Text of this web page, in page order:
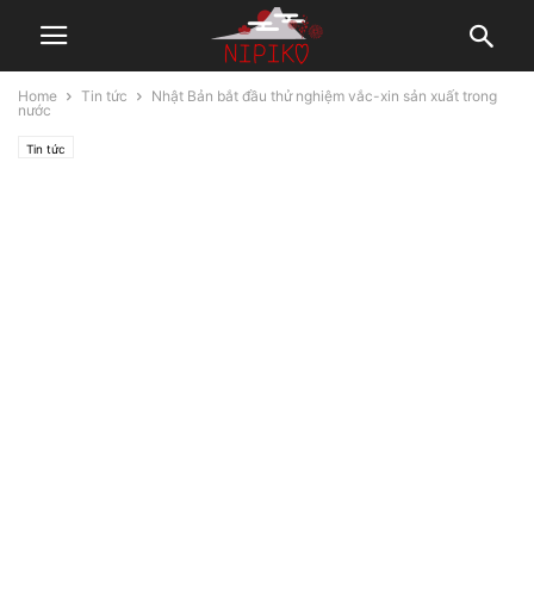
Home Tin tức
Nhật Bản bắt đầu thử nghiệm vắc-xin sản xuất trong
nước
Tin tức